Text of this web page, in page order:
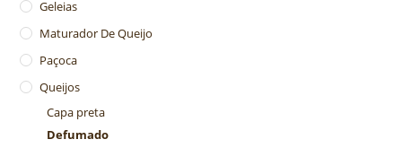
Geleias
Maturador De Queijo
Paçoca
Queijos
Capa preta
Defumado